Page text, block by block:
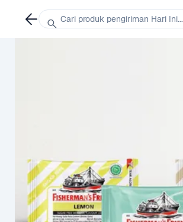
Cari produk pengiriman Hari Ini...